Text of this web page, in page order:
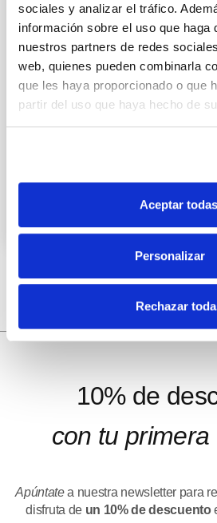
sociales y analizar el tráfico.
información sobre el uso que haga
nuestros partners de redes
web, quienes pueden combinarla
que les haya proporcionado o que
partir del uso que haya hecho de
Aceptar todas
Personalizar
Rechazar
10% de
con tu primera
Apúntatea nuestra newsletter para
disfruta de un 10% de descuento